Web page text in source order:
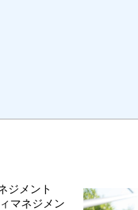
ジメント
マネジメン